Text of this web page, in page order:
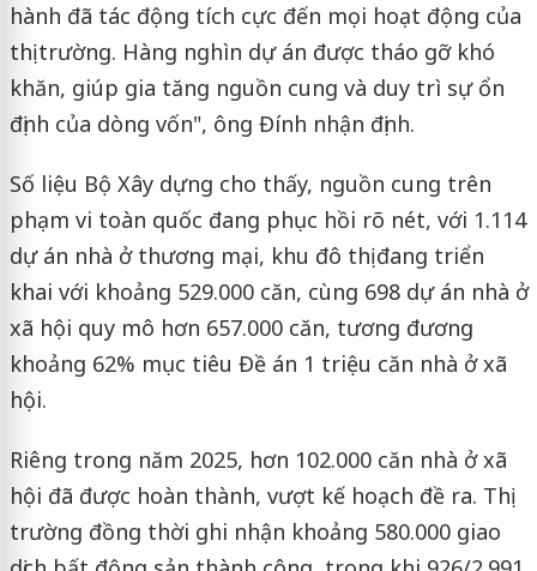
hành đã tác động tích cực đến mọi hoạt động của
thị trường. Hàng nghìn dự án được tháo gỡ khó
khăn, giúp gia tăng nguồn cung và duy trì sự ổn
định của dòng vốn", ông Đính nhận định.
Số liệu Bộ Xây dựng cho thấy, nguồn cung trên
phạm vi toàn quốc đang phục hồi rõ nét, với 1.114
dự án nhà ở thương mại, khu đô thị đang triển
khai với khoảng 529.000 căn, cùng 698 dự án nhà ở
xã hội quy mô hơn 657.000 căn, tương đương
khoảng 62% mục tiêu Đề án 1 triệu căn nhà ở xã
hội.
Riêng trong năm 2025, hơn 102.000 căn nhà ở xã
hội đã được hoàn thành, vượt kế hoạch đề ra. Thị
trường đồng thời ghi nhận khoảng 580.000 giao